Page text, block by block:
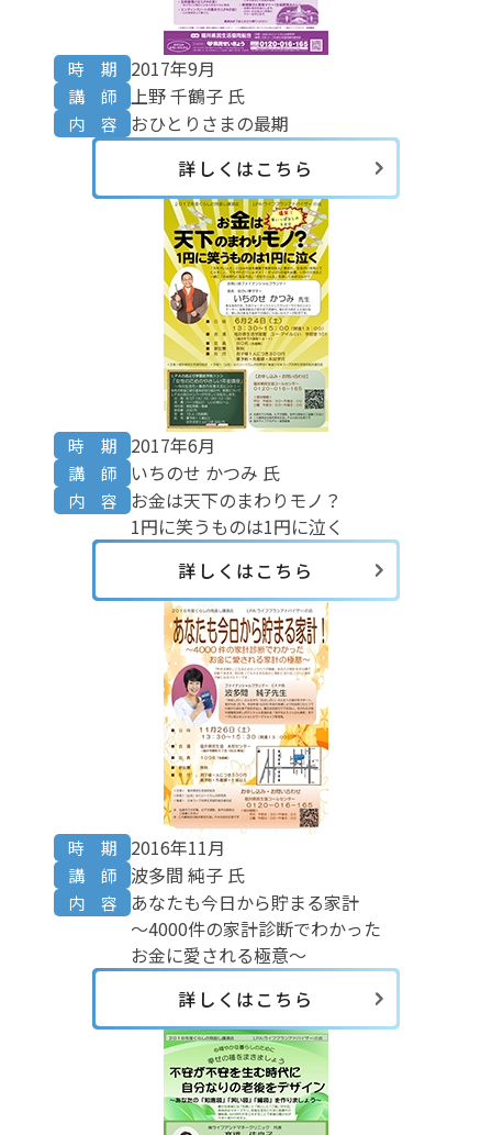
時 期 2017年9月
講 師 上野 千鶴子 氏
内 容
おひとりさまの最期
詳しくはこちら
時 期 2017年6月
講 師 いちのせ かつみ 氏
内 容
お金は天下のまわりモノ？
1円に笑うものは1円に泣く
詳しくはこちら
時 期 2016年11月
講 師 波多間 純子 氏
内 容
あなたも今日から貯まる家計
～4000件の家計診断でわかった
お金に愛される極意～
詳しくはこちら